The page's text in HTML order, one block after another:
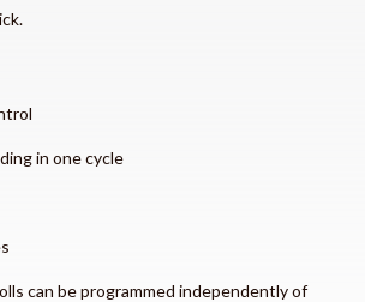
in one cycle
can be programmed independently of